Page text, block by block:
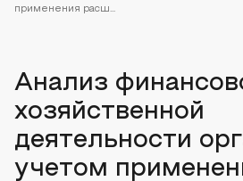
применения расш...
Анализ
хозяйственной
деятельности
учетом